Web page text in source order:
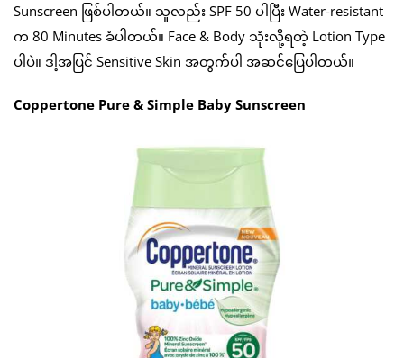
Sunscreen ဖြစ်ပါတယ်။ သူလည်း SPF 50 ပါပြီး Water-resistant
က 80 Minutes ခံပါတယ်။ Face & Body သုံးလို့ရတဲ့ Lotion Type
ပါပဲ။ ဒါ့အပြင် Sensitive Skin အတွက်ပါ အဆင်ပြေပါတယ်။
Coppertone Pure & Simple Baby Sunscreen